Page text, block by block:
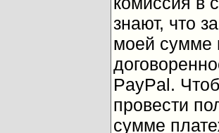
знают, что
моей сумме
PayPal.
провести
сумме